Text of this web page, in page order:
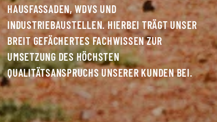
AUSFASSADEN, WDVS UND I
NDUSTRIEBAUSTELLEN. HIERBEI TRÄGT UNSER B
REIT GEFÄCHERTES FACHWISSEN ZUR U
MSETZUNG DES HÖCHSTEN Q
UALITÄTSANSPRUCHS UNSERER KUNDEN BEI.